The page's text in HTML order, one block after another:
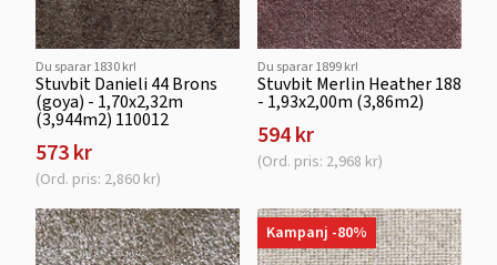
Du sparar 1830 kr!
Stuvbit Danieli 44 Brons
(goya) - 1,70x2,32m
(3,944m2) 110012
573 kr
(Ord. pris: 2,860 kr)
Du sparar 1899 kr!
Stuvbit Merlin Heather 188
- 1,93x2,00m (3,86m2)
594 kr
(Ord. pris: 2,968 kr)
Kampanj -80%